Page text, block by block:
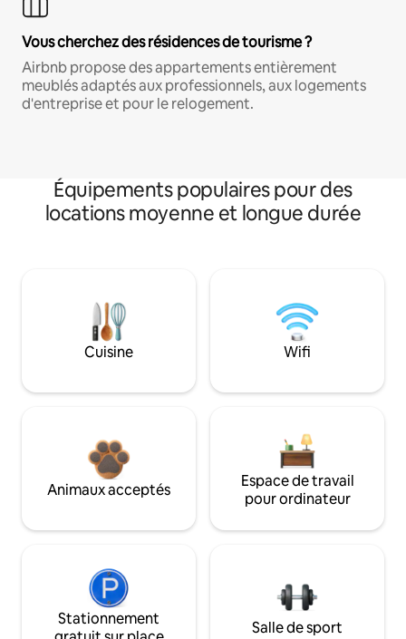
Vous cherchez des résidences de tourisme ?
Airbnb propose des appartements entièrement
meublés adaptés aux professionnels, aux logements
d'entreprise et pour le relogement.
Équipements populaires pour des
locations moyenne et longue durée
Cuisine Wifi
Animaux acceptés
Espace de travail
pour ordinateur
Stationnement
Salle de sport